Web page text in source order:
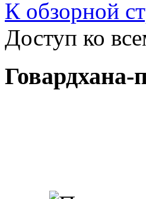
К обзорной
Доступ ко
Говардхана-